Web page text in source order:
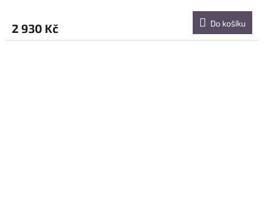
2 930 Kč Do košíku